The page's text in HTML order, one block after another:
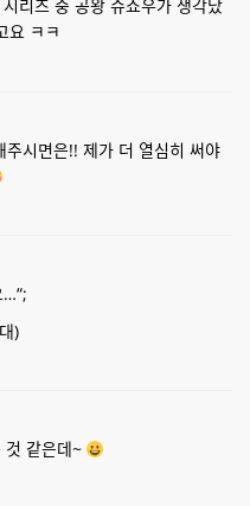
리즈 중 공왕 슈쇼우가 생각났
요 ㅋㅋ
주시면은!! 제가 더 열심히 써야
…“;
)
것 같은데~